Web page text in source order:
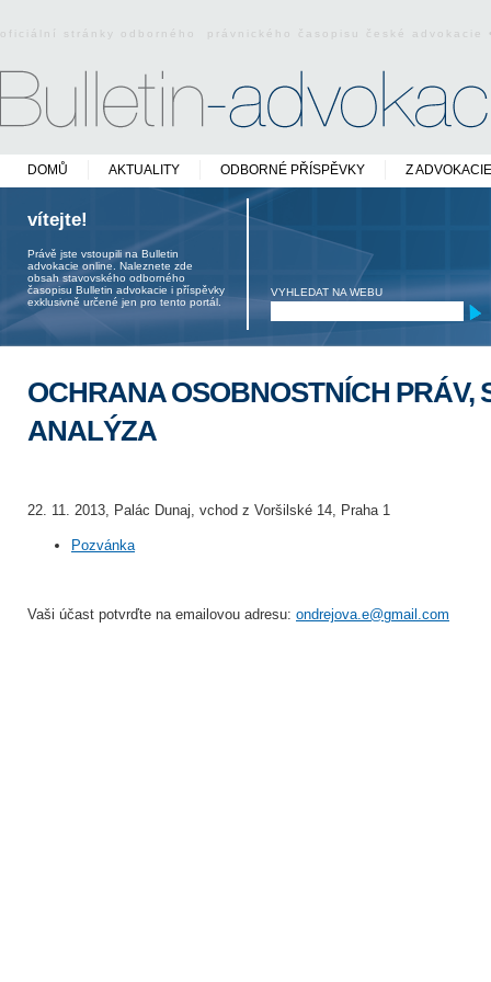
oficiální stránky odborného právnického časopisu české
DOMŮ AKTUALITY ODBORNÉ PŘÍSPĚVKY Z ADVOKACIE
vítejte!
Právě jste vstoupili na Bulletin
advokacie online. Naleznete zde
obsah stavovského odborného
časopisu Bulletin advokacie i příspěvky
exklusivně určené jen pro tento portál.
VYHLEDAT NA WEBU
OCHRANA OSOBNOSTNÍCH PRÁV,
ANALÝZA
22. 11. 2013, Palác Dunaj, vchod z Voršilské 14, Praha 1
Pozvánka
Vaši účast potvrďte na emailovou adresu: ondrejova.e@gmail.com